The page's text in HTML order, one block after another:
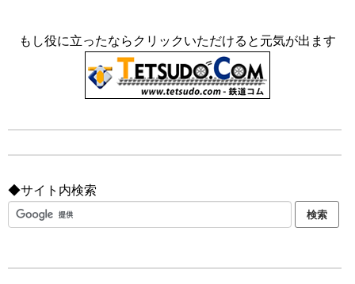
もし役に立ったならクリックいただけると元気が出ます
◆サイト内検索